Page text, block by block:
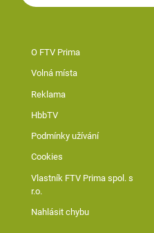
O FTV Prima
Volná místa
Reklama
HbbTV
Podmínky užívání
Cookies
Vlastník FTV Prima spol. s
r.o.
Nahlásit chybu